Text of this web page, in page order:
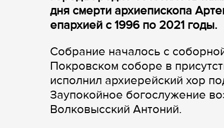
дня смерти архиепископа
епархией с 1996 по 2021 годы.
Собрание началось с
Покровском соборе в
исполнил архиерейский хор
Заупокойное богослужение
Волковысский Антоний.